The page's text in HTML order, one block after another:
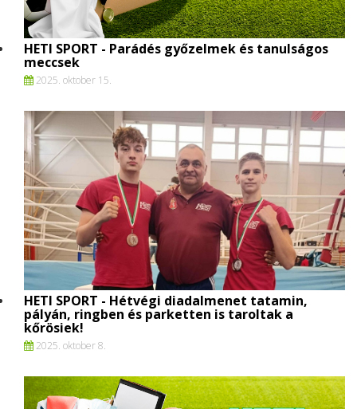
HETI SPORT - Parádés győzelmek és tanulságos
meccsek
2025. oktober 15.
HETI SPORT - Hétvégi diadalmenet tatamin,
pályán, ringben és parketten is taroltak a
kőrösiek!
2025. oktober 8.